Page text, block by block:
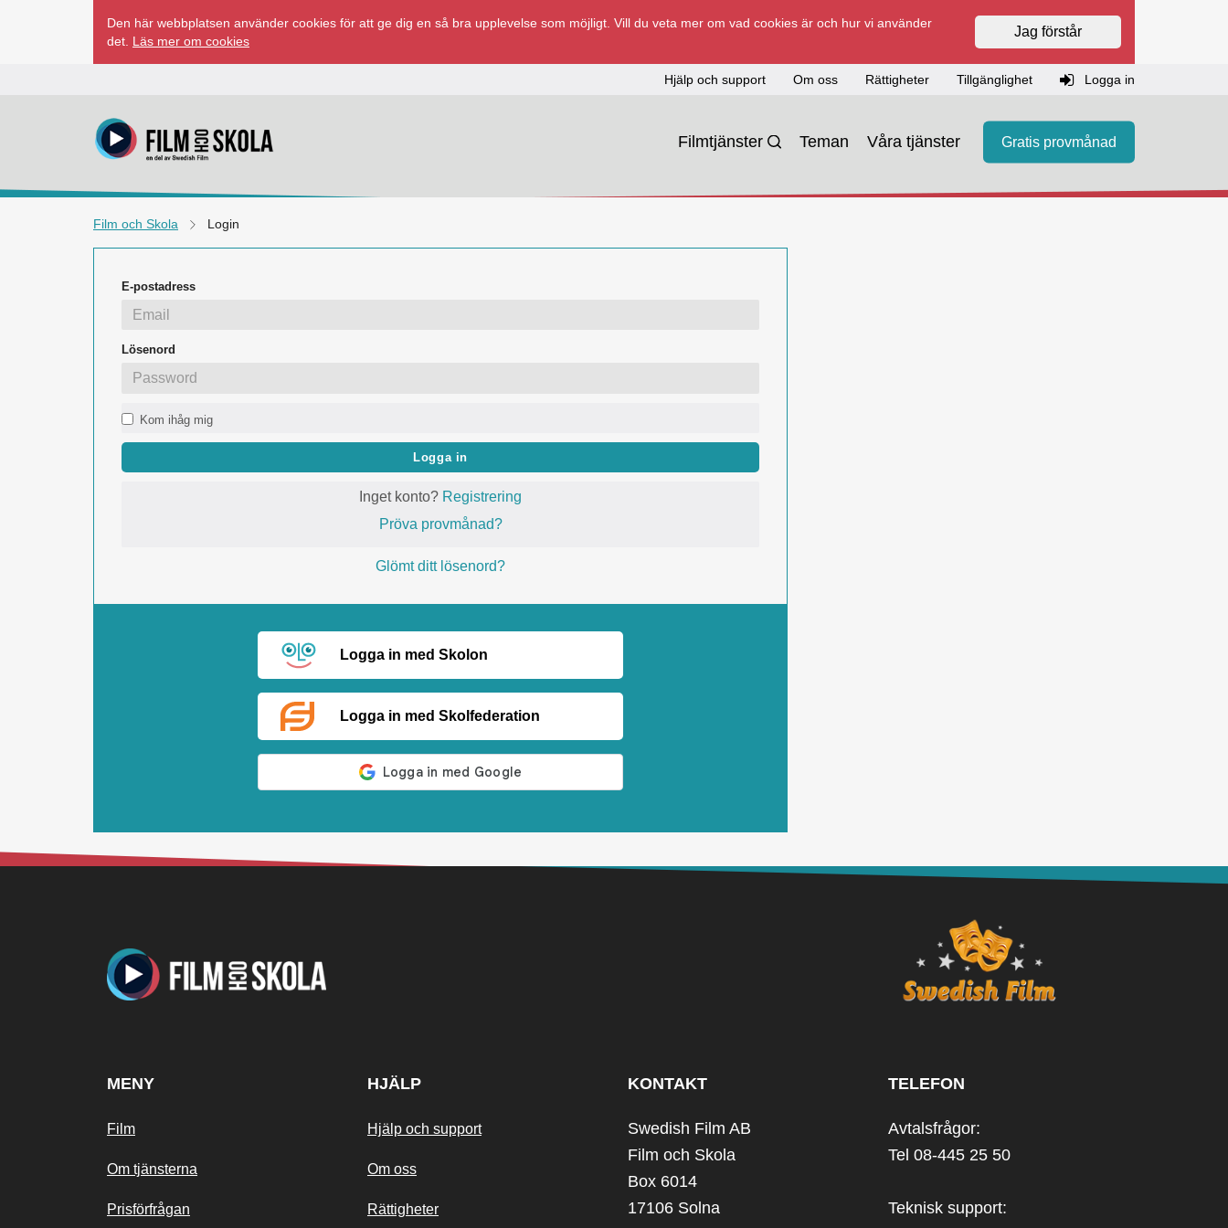
Den här webbplatsen använder cookies för att ge dig en så bra upplevelse som möjligt. Vill du veta mer om vad cookies är och hur vi använder
det. Läs mer om cookies
Jag förstår
Hjälp och support Om oss Rättigheter Tillgänglighet Logga in
Filmtjänster Teman Våra tjänster Gratis provmånad
Film och Skola Login
E-postadress
Lösenord
Kom ihåg mig
Logga in
Inget konto? Registrering
Pröva provmånad?
Glömt ditt lösenord?
Logga in med Skolon
Logga in med Skolfederation
MENY
Film
Om tjänsterna
Prisförfrågan
HJÄLP
Hjälp och support
Om oss
Rättigheter
KONTAKT
Swedish Film AB
Film och Skola
Box 6014
17106 Solna
TELEFON
Avtalsfrågor:
Tel 08-445 25 50
Teknisk support: